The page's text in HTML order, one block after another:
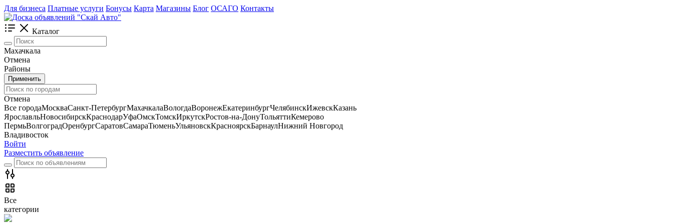
Для бизнеса Платные услуги Бонусы Карта Магазины Блог ОСАГО Контакты
Каталог
Махачкала
Отмена
Районы
Применить
Отмена
Все городаМоскваСанкт-ПетербургМахачкалаВологдаВоронежЕкатеринбургЧелябинскИжевскКазань
ЯрославльНовосибирскКраснодарУфаОмскТомскИркутскРостов-на-ДонуТольяттиКемерово
ПермьВолгоградОренбургСаратовСамараТюменьУльяновскКрасноярскБарнаулНижний Новгород
Владивосток
Войти
Разместить объявление
Все
категории